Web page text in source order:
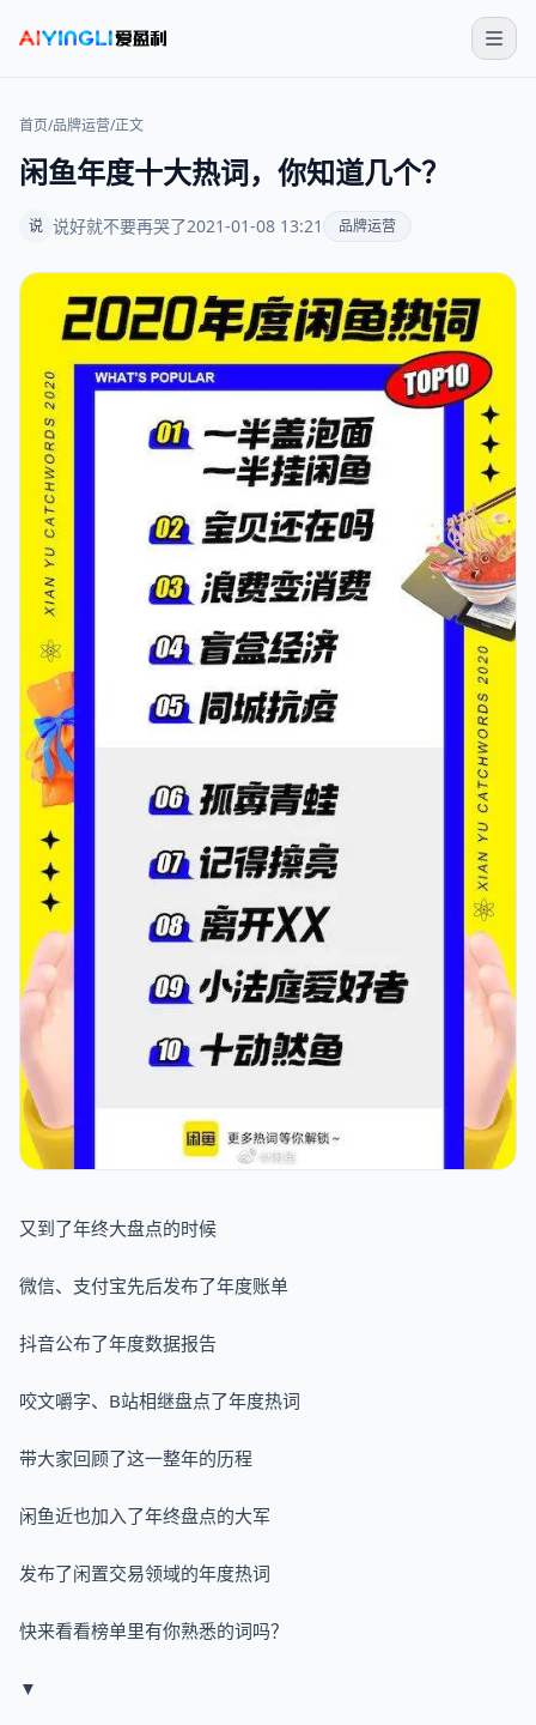
首页/品牌运营/正文
闲鱼年度十大热词，你知道几个？
说 说好就不要再哭了2021-01-08 13:21 品牌运营
又到了年终大盘点的时候
微信、支付宝先后发布了年度账单
抖音公布了年度数据报告
咬文嚼字、B站相继盘点了年度热词
带大家回顾了这一整年的历程
闲鱼近也加入了年终盘点的大军
发布了闲置交易领域的年度热词
快来看看榜单里有你熟悉的词吗？
▼